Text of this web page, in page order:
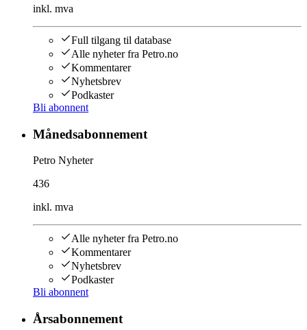
inkl. mva
Full tilgang til database
Alle nyheter fra Petro.no
Kommentarer
Nyhetsbrev
Podkaster
Bli abonnent
Månedsabonnement
Petro Nyheter
436
inkl. mva
Alle nyheter fra Petro.no
Kommentarer
Nyhetsbrev
Podkaster
Bli abonnent
Årsabonnement